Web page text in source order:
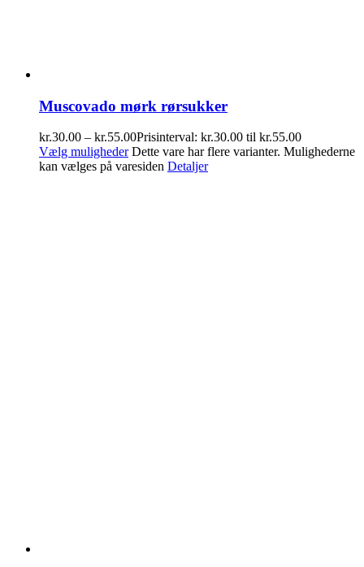
Muscovado mørk rørsukker
kr.30.00 – kr.55.00Prisinterval: kr.30.00 til kr.55.00
Vælg muligheder Dette vare har flere varianter. Mulighederne
kan vælges på varesiden Detaljer